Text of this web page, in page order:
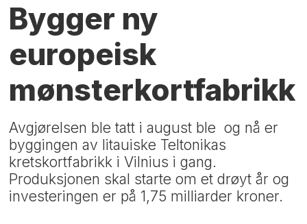
Bygger ny
europeisk
mønsterkortfabrikk
Avgjørelsen ble tatt i august ble og nå er
byggingen av litauiske Teltonikas
kretskortfabrikk i Vilnius i gang.
Produksjonen skal starte om et drøyt år og
investeringen er på 1,75 milliarder kroner.